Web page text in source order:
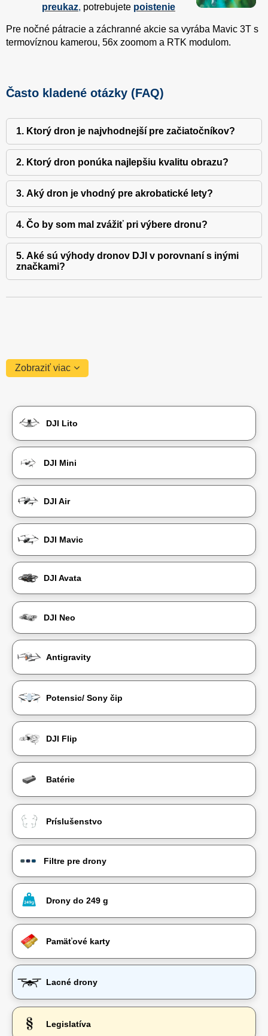
preukaz, potrebujete poistenie
Pre nočné pátracie a záchranné akcie sa vyrába Mavic 3T s
termovíznou kamerou, 56x zoomom a RTK modulom.
Často kladené otázky (FAQ)
1. Ktorý dron je najvhodnejší pre začiatočníkov?
2. Ktorý dron ponúka najlepšiu kvalitu obrazu?
3. Aký dron je vhodný pre akrobatické lety?
4. Čo by som mal zvážiť pri výbere dronu?
5. Aké sú výhody dronov DJI v porovnaní s inými
značkami?
Zobraziť viac
DJI Lito
DJI Mini
DJI Air
DJI Mavic
DJI Avata
DJI Neo
Antigravity
Potensic/ Sony čip
DJI Flip
Batérie
Príslušenstvo
Filtre pre drony
Drony do 249 g
Pamäťové karty
Lacné drony
Legislatíva